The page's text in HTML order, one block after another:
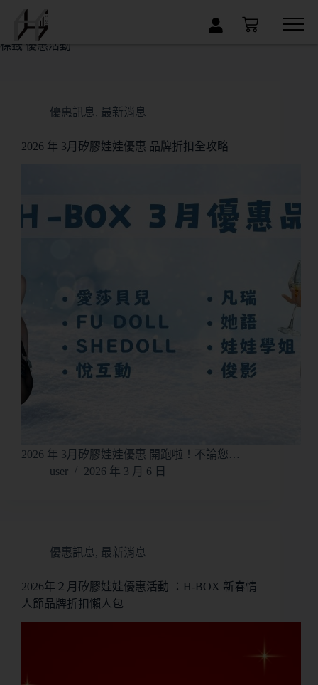
×
標籤 優惠活動
優惠訊息, 最新消息
2026 年 3月矽膠娃娃優惠 品牌折扣全攻略
2026 年 3月矽膠娃娃優惠 開跑啦！不論您…
user
2026 年 3 月 6 日
優惠訊息, 最新消息
2026年２月矽膠娃娃優惠活動 ：H-BOX 新春情
人節品牌折扣懶人包